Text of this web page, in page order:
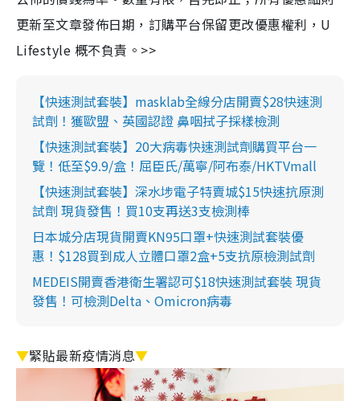
更新至文章發佈日期，訂購平台保留更改優惠權利，U
Lifestyle 概不負責。>>
【快速測試套裝】masklab全線分店開賣$28快速測
試劑！獲歐盟、英國認證 鼻咽拭子採樣檢測
【快速測試套裝】20大病毒快速測試劑購買平台一
覽！低至$9.9/盒！屈臣氏/萬寧/阿布泰/HKTVmall
【快速測試套裝】深水埗電子特賣城$15快速抗原測
試劑 現貨發售！買10支再送3支檢測棒
日本城分店現貨開賣KN95口罩+快速測試套裝優
惠！$128買到成人立體口罩2盒+5支抗原檢測試劑
MEDEIS開賣香港衛生署認可$18快速測試套裝 現貨
發售！可檢測Delta、Omicron病毒
▼緊貼最新疫情消息▼